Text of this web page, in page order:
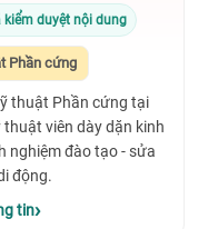
kiểm duyệt nội dung
Phần cứng
thuật Phần cứng tại
viên dày dặn kinh
nghiệm đào tạo - sửa
động.
tin